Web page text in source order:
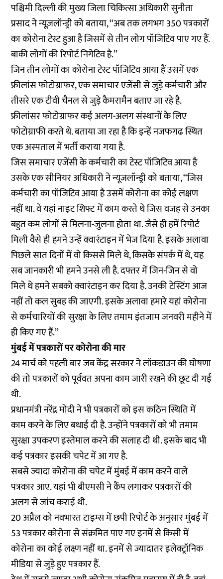
पश्चिमी दिल्ली की मुख्य जिला चिकित्सा अधिकारी सुनीता
प्रसाद ने न्यूज़लॉन्ड्री को बताया, ‘‘अब तक लगभग 350 पत्रकारों
का कोरोना टेस्ट हुआ है जिसमें से तीन लोग पॉजिटिव पाए गए हैं.
बाकी लोगों की रिपोर्ट निगेटिव है.’’
जिन तीन लोगों का कोरोना टेस्ट पॉजिटिव आया हैं उसमें एक
फ्रीलांस फोटोग्राफर, एक समाचार एजेंसी से जुड़े कर्मचारी और
तीसरे एक टीवी चैनल से जुड़े कैमरामैन बताए जा रहे है.
फ्रीलांसर फोटोग्राफर कई अलग-अलग संस्थानों के लिए
फोटोग्राफी करते थे. बताया जा रहा है कि इन्हें नजफगढ स्थित
एक अस्पताल में भर्ती कराया गया है.
जिस समाचार एजेंसी के कर्मचारी का टेस्ट पॉजिटिव आया है
उसके एक सीनियर अधिकारी ने न्यूजलॉन्ड्री को बताया, ‘‘जिस
कर्मचारी का पॉजिटिव आया है उसमें कोरोना का कोई लक्षण
नहीं था. वे यहां नाइट शिफ्ट में काम करते थे जिस वजह से उनका
बहुत कम लोगों से मिलना-जुलना होता था. जैसे ही हमें रिपोर्ट
मिली वैसे ही हमने उन्हें क्वारंटाइन में भेज दिया है. इसके अलावा
पिछले सात दिनों में वो किससे मिले थे, किसके संपर्क में थे, यह
सब जानकारी भी हमने उनसे ली है. दफ्तर में जिन-जिन से वो
मिले थे हमने सबको क्वारंटाइन कर दिया है. उनकी टेस्टिंग आज
नहीं तो कल सुबह की जाएगी. इसके अलावा हमारे यहां कोरोना
से कर्मचारियों की सुरक्षा के लिए तमाम इंतजाम जनवरी महीने में
ही किए गए हैं.’’
मुंबई में पत्रकारों पर कोरोना की मार
24 मार्च को पहली बार जब केंद्र सरकार ने लॉकडाउन की घोषणा
की तो पत्रकारों को पूर्ववत अपना काम जारी रखने की छूट दी गई
थी.
प्रधानमंत्री नरेंद्र मोदी ने भी पत्रकारों को इस कठिन स्थिति में
काम करने के लिए बधाई दी है. उन्होंने पत्रकारों को भी तमाम
सुरक्षा उपकरण इस्तेमाल करने की सलाह दी थी. इसके बाद भी
कई पत्रकार इसकी चपेट में आ गए है.
सबसे ज्यादा कोरोना की चपेट में मुंबई में काम करने वाले
पत्रकार आए. यहां भी बीएमसी ने कैंप लगाकर पत्रकारों की
अलग से जांच कराई थी.
20 अप्रैल कोनवभारत टाइम्स में छपी रिपोर्टके अनुसार मुंबई में
53 पत्रकार कोरोना से संक्रमित पाए गए इनमें से किसी में
कोरोना का कोई लक्ष्ण नहीं था. इनमें से ज्यादातर इलेक्ट्रॉनिक
मीडिया से जुड़े हुए पत्रकार हैं.